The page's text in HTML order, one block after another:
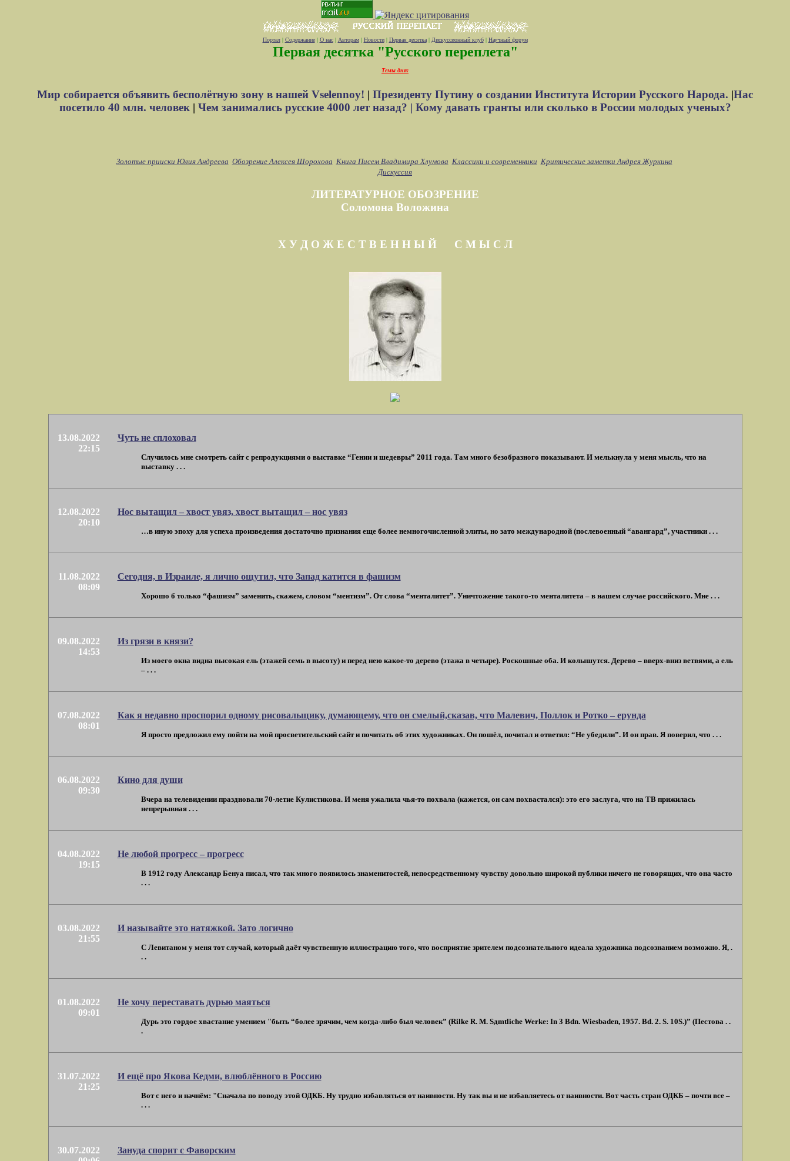
Портал| Содержание| О нас| Авторам| Новости| Первая десятка| Дискуссионный клуб| Научный форум
Первая десятка "Русского переплета"
Темы дня:
Мир собирается объявить бесполётную зону в нашей Vselennoy! | Президенту Путину о создании Института Истории Русского Народа. |Нас
посетило 40 млн. человек| Чем занимались русские 4000 лет назад? | Кому давать гранты или сколько в России молодых ученых?
Золотые прииски Юлия Андреева Обозрение Алексея Шорохова Книга Писем Владимира Хлумова Классики и современники Критические заметки Андрея Журкина
Дискуссия
ЛИТЕРАТУРНОЕ ОБОЗРЕНИЕ
Соломона Воложина
Х У Д О Ж Е С Т В Е Н Н Ы Й С М Ы С Л
13.08.2022
22:15
Чуть не сплоховал
Случилось мне смотреть сайт с репродукциями о выставке “Гении и шедевры” 2011 года. Там много безобразного показывают. И мелькнула у меня мысль, что на
выставку . . .
12.08.2022
20:10
Нос вытащил – хвост увяз, хвост вытащил – нос увяз
…в иную эпоху для успеха произведения достаточно признания еще более немногочисленной элиты, но зато международной (послевоенный “авангард”, участники . . .
11.08.2022
08:09
Сегодня, в Израиле, я лично ощутил, что Запад катится в фашизм
Хорошо б только “фашизм” заменить, скажем, словом “ментизм”. От слова “менталитет”. Уничтожение такого-то менталитета – в нашем случае российского. Мне . . .
09.08.2022
14:53
Из грязи в князи?
Из моего окна видна высокая ель (этажей семь в высоту) и перед нею какое-то дерево (этажа в четыре). Роскошные оба. И колышутся. Дерево – вверх-вниз ветвями, а ель
– . . .
07.08.2022
08:01
Как я недавно проспорил одному рисовальщику, думающему, что он смелый,сказав, что Малевич, Поллок и Ротко – ерунда
Я просто предложил ему пойти на мой просветительский сайт и почитать об этих художниках. Он пошёл, почитал и ответил: “Не убедили”. И он прав. Я поверил, что . . .
06.08.2022
09:30
Кино для души
Вчера на телевидении праздновали 70-летие Кулистикова. И меня ужалила чья-то похвала (кажется, он сам похвастался): это его заслуга, что на ТВ прижилась
непрерывная . . .
04.08.2022
19:15
Не любой прогресс – прогресс
В 1912 году Александр Бенуа писал, что так много появилось знаменитостей, непосредственному чувству довольно широкой публики ничего не говорящих, что она часто
. . .
03.08.2022
21:55
И называйте это натяжкой. Зато логично
С Левитаном у меня тот случай, который даёт чувственную иллюстрацию того, что восприятие зрителем подсознательного идеала художника подсознанием возможно. Я, .
. .
01.08.2022
09:01
Не хочу переставать дурью маяться
Дурь это гордое хвастание умением "быть “более зрячим, чем когда-либо был человек” (Rilke R. M. Sдmtliche Werke: In 3 Bdn. Wiesbaden, 1957. Bd. 2. S. 10S.)” (Пестова . .
.
31.07.2022
21:25
И ещё про Якова Кедми, влюблённого в Россию
Вот с него и начнём: "Сначала по поводу этой ОДКБ. Ну трудно избавляться от наивности. Ну так вы и не избавляетесь от наивности. Вот часть стран ОДКБ – почти все –
. . .
30.07.2022
Зануда спорит с Фаворским